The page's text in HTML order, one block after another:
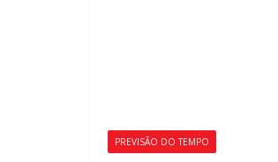
PREVISÃO DO TEMPO